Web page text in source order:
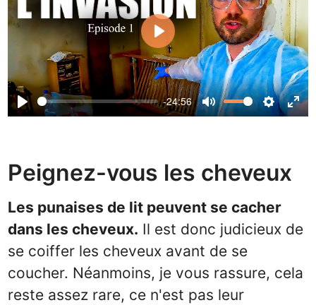
Play
-24:56
Mute
Play
Peignez-vous les cheveux
Les punaises de lit peuvent se cacher
dans les cheveux. Il est donc judicieux de
se coiffer les cheveux avant de se
coucher. Néanmoins, je vous rassure, cela
reste assez rare, ce n'est pas leur